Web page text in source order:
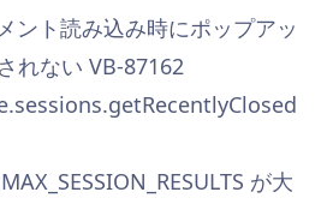
ント読み込み時にポップアッ
れない VB-87162
が大